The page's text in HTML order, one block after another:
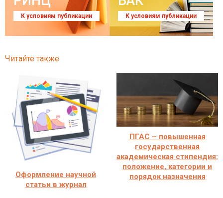
К условиям публикации К условиям публикации
Читайте также
Оформление научной
статьи в журнал
ПГАС – повышенная
государственная
академическая стипендия:
положение, категории и
порядок назначения